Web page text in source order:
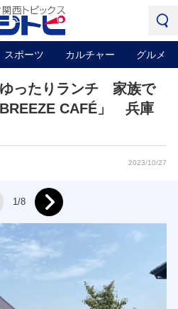
スポーツ カルチャー グルメ
ったりランチ 家族で
CAFÉ」 兵庫
2023/10/27
1/8 Next